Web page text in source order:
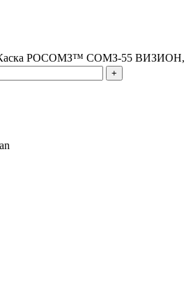
Каска РОСОМЗ™ СОМЗ-55 ВИЗИОН,